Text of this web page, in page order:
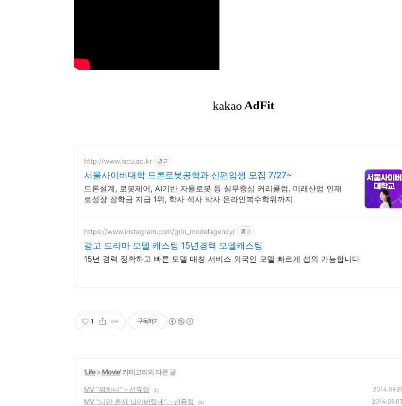
http://www.iscu.ac.kr 광고
서울사이버대학 드론로봇공학과 신편입생 모집 7/27~
드론설계, 로봇제어, AI기반 자율로봇 등 실무중심 커리큘럼. 미래산업 인재
로성장 장학금 지급 1위, 학사 석사 박사 온라인복수학위까지
https://www.instagram.com/grin_modelagency/ 광고
광고 드라마 모델 캐스팅 15년경력 모델캐스팅
15년 경력 정확하고 빠른 모델 매칭 서비스 외국인 모델 빠르게 섭외 가능합니다
1 구독하기
'Life> Movie' 카테고리의 다른 글
MV "뭐하니" - 선유랑 (0)
MV "나만 혼자 남아버렸네" - 선유랑 (0)